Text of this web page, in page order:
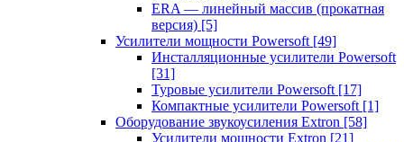
ERA — линейный массив (прокатная
версия) [5]
Усилители мощности Powersoft [49]
Инсталляционные усилители Powersoft
[31]
Туровые усилители Powersoft [17]
Компактные усилители Powersoft [1]
Оборудование звукоусиления Extron [58]
Усилители мощности Extron [21]